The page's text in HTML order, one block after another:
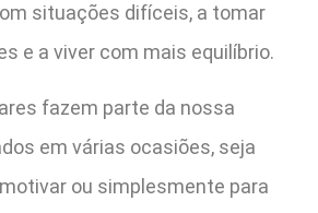
situações difíceis, a tomar
e a viver com mais equilíbrio.
fazem parte da nossa
em várias ocasiões, seja
ou simplesmente para